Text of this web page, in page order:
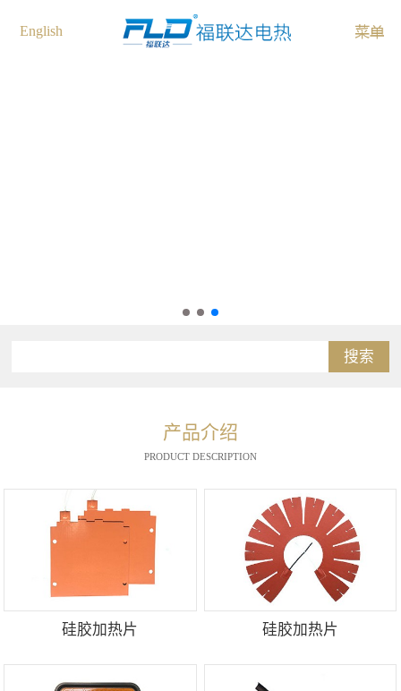
English
搜索
产品介绍
PRODUCT DESCRIPTION
硅胶加热片 硅胶加热片